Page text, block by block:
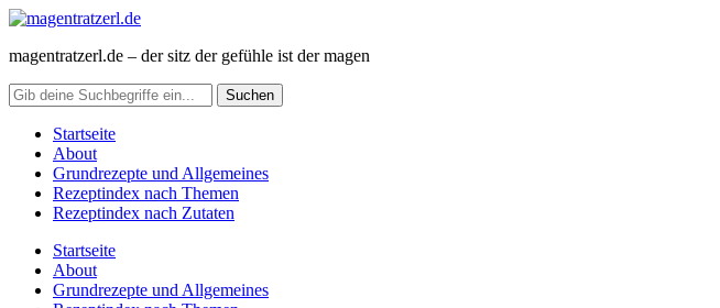
magentratzerl.de – der sitz der gefühle ist der magen
Startseite
About
Grundrezepte und Allgemeines
Rezeptindex nach Themen
Rezeptindex nach Zutaten
Startseite
About
Grundrezepte und Allgemeines